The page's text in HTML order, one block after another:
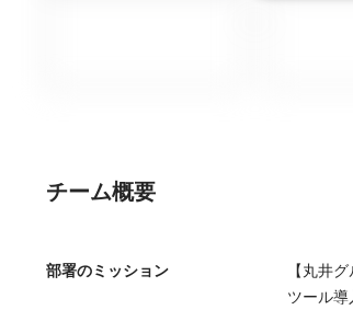
チーム概要
部署のミッション
【丸井
ツール導